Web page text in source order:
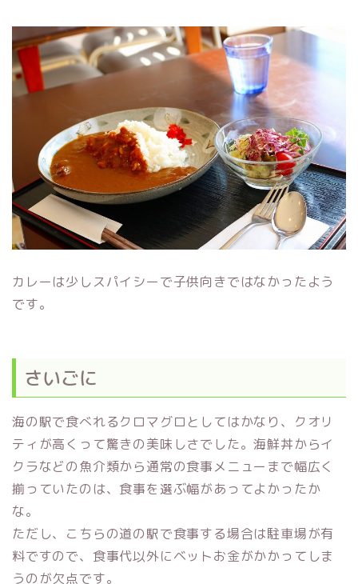
カレーは少しスパイシーで子供向きではなかったよう
です。
さいごに
海の駅で食べれるクロマグロとしてはかなり、クオリ
ティが高くって驚きの美味しさでした。海鮮丼からイ
クラなどの魚介類から通常の食事メニューまで幅広く
揃っていたのは、食事を選ぶ幅があってよかったか
な。
ただし、こちらの道の駅で食事する場合は駐車場が有
料ですので、食事代以外にベットお金がかかってしま
うのが欠点です。